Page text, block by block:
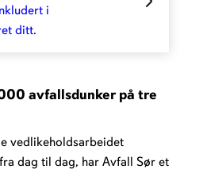
i
ditt.
avfallsdunker på tre
vedlikeholdsarbeidet
dag til dag, har Avfall Sør et